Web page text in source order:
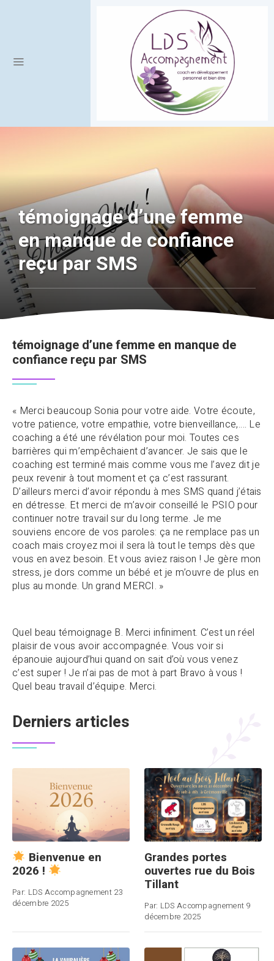
témoignage d’une femme
en manque de confiance
reçu par SMS
témoignage d’une femme en manque de
confiance reçu par SMS
« Merci beaucoup Sonia pour votre aide. Votre écoute,
votre patience, votre empathie, votre bienveillance,…. Le
coaching a été une révélation pour moi. Toutes ces
barrières qui m’empêchaient d’avancer. Je sais que le
coaching est terminé mais comme vous me l’avez dit je
peux revenir à tout moment et ça c’est rassurant.
D’ailleurs merci d’avoir répondu à mes SMS quand j’étais
en détresse. Et merci de m’avoir conseillé le PSIO pour
continuer notre travail sur du long terme. Je me
souviens encore de vos paroles: ça ne remplace pas un
coach mais croyez moi il sera là tout le temps dès que
vous en avez besoin. Et vous aviez raison ! Je gère mon
stress, je dors comme un bébé et je m’ouvre de plus en
plus au monde. Un grand MERCI. »
Quel beau témoignage B. Merci infiniment. C’est un réel
plaisir de vous avoir accompagnée. Vous voir si
épanouie aujourd’hui quand on sait d’où vous venez
c’est super ! Je n’ai pas de mot à part Bravo à vous !
Quel beau travail d’équipe. Merci.
Derniers articles
Bienvenue en
2026 !
Par: LDS Accompagnement 23
décembre 2025
Grandes portes
ouvertes rue du Bois
Tillant
Par: LDS Accompagnement 9
décembre 2025